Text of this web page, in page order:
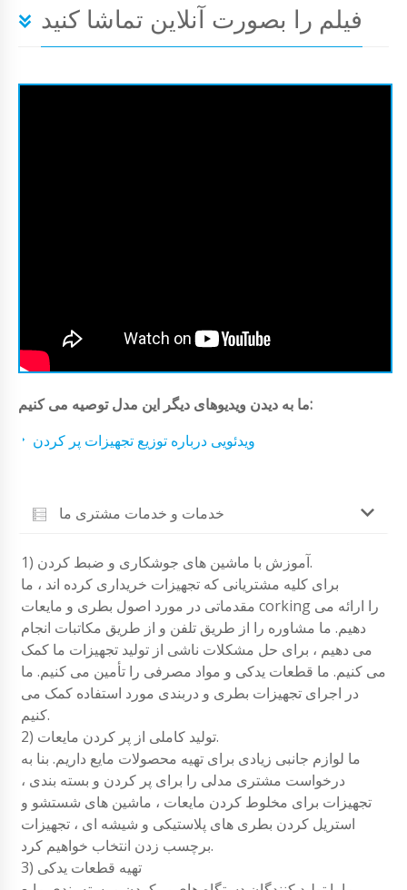
فیلم را بصورت آنلاین تماشا کنید
ما به دیدن ویدیوهای دیگر این مدل توصیه می کنیم:
ویدئویی درباره توزیع تجهیزات پر کردن
خدمات و خدمات مشتری ما
1) آموزش با ماشین های جوشکاری و ضبط کردن.
برای کلیه مشتریانی که تجهیزات خریداری کرده اند ، ما
مقدماتی در مورد اصول بطری و مایعات corking را ارائه می
دهیم. ما مشاوره را از طریق تلفن و از طریق مکاتبات انجام
می دهیم ، برای حل مشکلات ناشی از تولید تجهیزات ما کمک
می کنیم. ما قطعات یدکی و مواد مصرفی را تأمین می کنیم. ما
در اجرای تجهیزات بطری و دربندی مورد استفاده کمک می
کنیم.
2) تولید کاملی از پر کردن مایعات.
ما لوازم جانبی زیادی برای تهیه محصولات مایع داریم. بنا به
درخواست مشتری مدلی را برای پر کردن و بسته بندی ،
تجهیزات برای مخلوط کردن مایعات ، ماشین های شستشو و
استریل کردن بطری های پلاستیکی و شیشه ای ، تجهیزات
برچسب زدن انتخاب خواهیم کرد.
3) تهیه قطعات یدکی